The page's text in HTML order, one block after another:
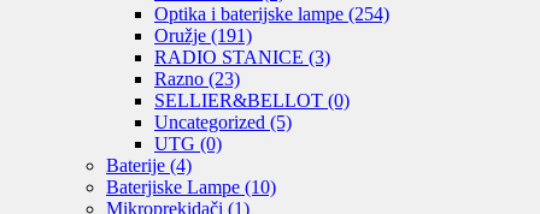
Optika i baterijske lampe (254)
Oružje (191)
RADIO STANICE (3)
Razno (23)
SELLIER&BELLOT (0)
Uncategorized (5)
UTG (0)
Baterije (4)
Baterjiske Lampe (10)
Mikroprekidači (1)